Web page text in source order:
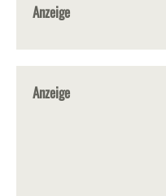
Anzeige
Anzeige